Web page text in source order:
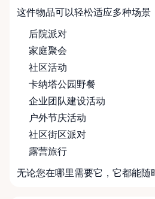
这件物品可以轻松适应多种场景
后院派对
家庭聚会
社区活动
卡纳塔公园野餐
企业团队建设活动
户外节庆活动
社区街区派对
露营旅行
无论您在哪里需要它，它都能随